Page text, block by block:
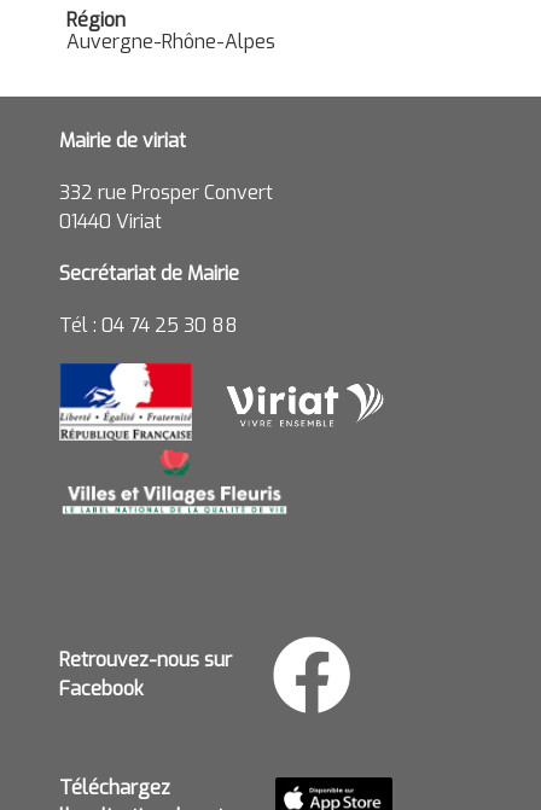
Région
Auvergne-Rhône-Alpes
Mairie de viriat
332 rue Prosper Convert
01440 Viriat
Secrétariat de Mairie
Tél : 04 74 25 30 88
Retrouvez-nous sur
Facebook
Téléchargez